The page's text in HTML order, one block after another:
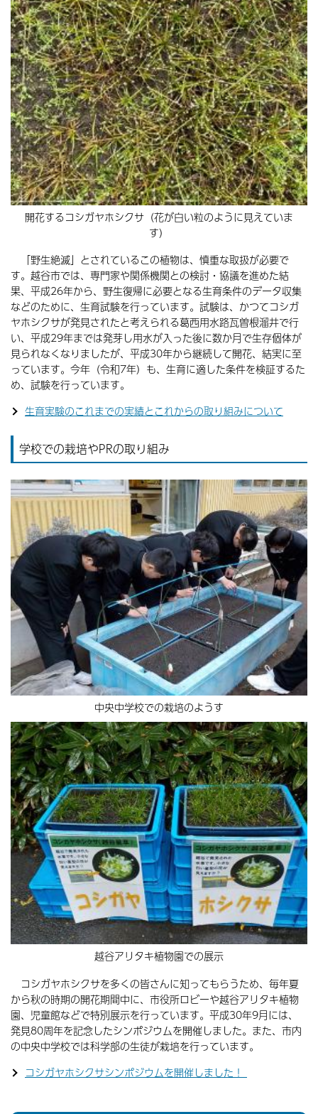
開花するコシガヤホシクサ（花が白い粒のように見えていま
す）
「野生絶滅」とされているこの植物は、慎重な取扱が必要で
す。越谷市では、専門家や関係機関との検討・協議を進めた結
果、平成26年から、野生復帰に必要となる生育条件のデータ収集
などのために、生育試験を行っています。試験は、かつてコシガ
ヤホシクサが発見されたと考えられる葛西用水路瓦曽根溜井で行
い、平成29年までは発芽し用水が入った後に数か月で生存個体が
見られなくなりましたが、平成30年から継続して開花、結実に至
っています。今年（令和7年）も、生育に適した条件を検証するた
め、試験を行っています。
生育実験のこれまでの実績とこれからの取り組みについて
学校での栽培やPRの取り組み
中央中学校での栽培のようす
越谷アリタキ植物園での展示
コシガヤホシクサを多くの皆さんに知ってもらうため、毎年夏
から秋の時期の開花期間中に、市役所ロビーや越谷アリタキ植物
園、児童館などで特別展示を行っています。平成30年9月には、
発見80周年を記念したシンポジウムを開催しました。また、市内
の中央中学校では科学部の生徒が栽培を行っています。
コシガヤホシクサシンポジウムを開催しました！